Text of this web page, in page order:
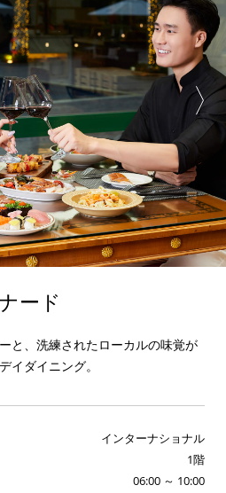
ード
と、洗練されたローカルの味覚が
イダイニング。
インターナショナル
1階
06:00 ～ 10:00